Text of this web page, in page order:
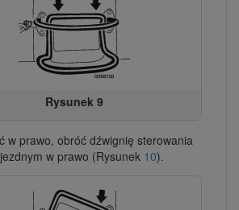
Rysunek 9
w prawo, obróć dźwignię sterowania
w prawo (Rysunek 10).